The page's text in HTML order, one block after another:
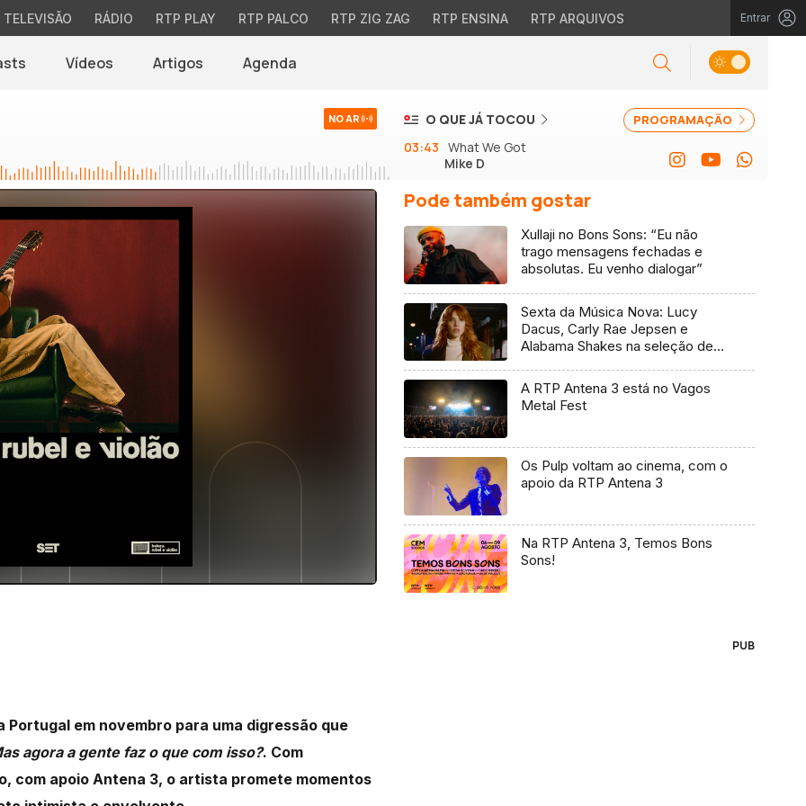
TELEVISÃO RÁDIO RTP PLAY RTP PALCO RTP ZIG ZAG RTP ENSINA RTP ARQUIVOS Entrar
Vídeos Artigos Agenda
NO AR PROGRAMAÇÃO
O QUE JÁ TOCOU
03:43 What We Got
Mike D
Portugal em novembro para uma digressão que
agora a gente faz o que com isso?. Com
com apoio Antena 3, o artista promete momentos
Pode também gostar
Xullaji no Bons Sons: “Eu não
trago mensagens fechadas e
absolutas. Eu venho dialogar”
Sexta da Música Nova: Lucy
Dacus, Carly Rae Jepsen e
Alabama Shakes na seleção de 7
A RTP Antena 3 está no Vagos
Metal Fest
Os Pulp voltam ao cinema, com o
apoio da RTP Antena 3
Na RTP Antena 3, Temos Bons
Sons!
PUB